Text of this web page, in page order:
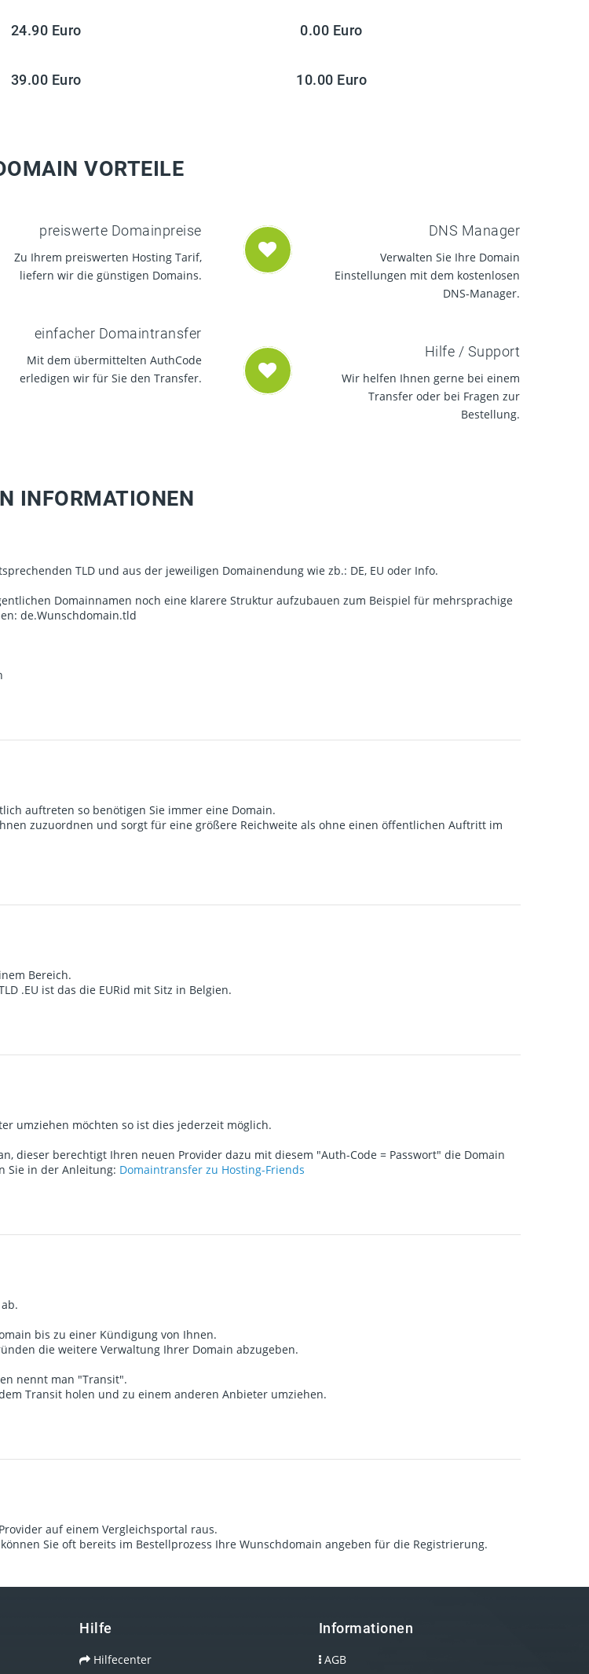
24.90 Euro 0.00 Euro
39.00 Euro 10.00 Euro
VORTEILE
preiswerte Domainpreise
Zu Ihrem preiswerten Hosting Tarif,
liefern wir die günstigen Domains.
einfacher Domaintransfer
Mit dem übermittelten AuthCode
erledigen wir für Sie den Transfer.
DNS Manager
Verwalten Sie Ihre Domain
Einstellungen mit dem kostenlosen
DNS-Manager.
Hilfe / Support
Wir helfen Ihnen gerne bei einem
Transfer oder bei Fragen zur
Bestellung.
INFORMATIONEN
TLD und aus der jeweiligen Domainendung wie zb.: DE, EU oder Info.
Domainnamen noch eine klarere Struktur aufzubauen zum Beispiel für mehrsprachige
de.Wunschdomain.tld
auftreten so benötigen Sie immer eine Domain.
zuzuordnen und sorgt für eine größere Reichweite als ohne einen öffentlichen Auftritt im
Bereich.
.EU ist das die EURid mit Sitz in Belgien.
umziehen möchten so ist dies jederzeit möglich.
dieser berechtigt Ihren neuen Provider dazu mit diesem "Auth-Code = Passwort" die Domain
Sie in der Anleitung: Domaintransfer zu Hosting-Friends
bis zu einer Kündigung von Ihnen.
die weitere Verwaltung Ihrer Domain abzugeben.
nennt man "Transit".
Transit holen und zu einem anderen Anbieter umziehen.
auf einem Vergleichsportal raus.
Sie oft bereits im Bestellprozess Ihre Wunschdomain angeben für die Registrierung.
Hilfe
Hilfecenter
Informationen
AGB